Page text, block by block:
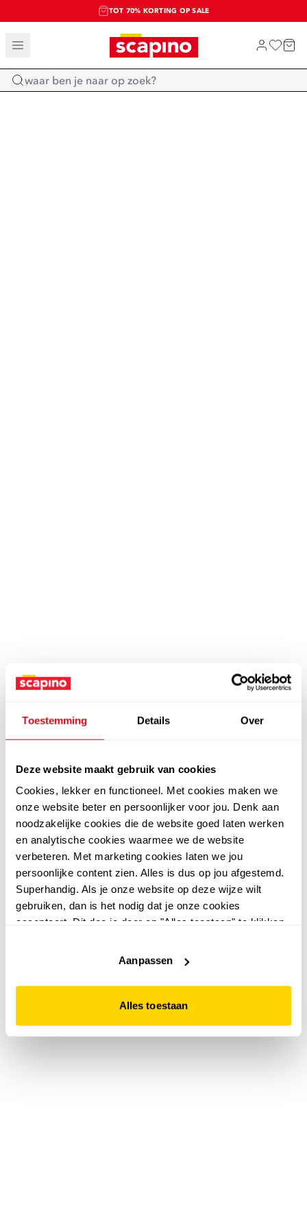
Toestemming Details Over
Deze website maakt gebruik van cookies
Cookies, lekker en functioneel. Met cookies maken we
onze website beter en persoonlijker voor jou. Denk aan
noodzakelijke cookies die de website goed laten werken
en analytische cookies waarmee we de website
verbeteren. Met marketing cookies laten we jou
persoonlijke content zien. Alles is dus op jou afgestemd.
Superhandig. Als je onze website op deze wijze wilt
gebruiken, dan is het nodig dat je onze cookies
accepteert. Dit doe je door op "Alles toestaan" te klikken.
website niet optimaal functioneert.
Aanpassen
Alles toestaan
TOT 70% KORTING OP SALE
SALE: LAATSTE KANS!
SHOP NIEUW
Home